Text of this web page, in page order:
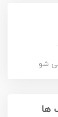
شو
ها